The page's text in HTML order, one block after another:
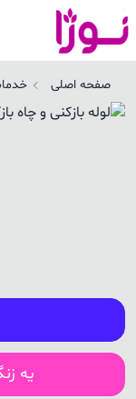
صفحه اصلی
یه